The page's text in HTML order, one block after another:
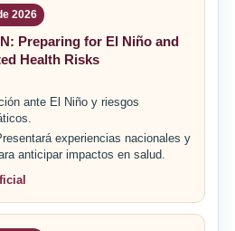
2026
Preparing for El Niño and
Health Risks
ante El Niño y riesgos
experiencias nacionales y
anticipar impactos en salud.